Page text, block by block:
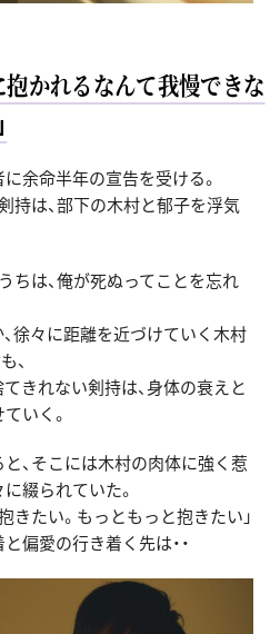
抱かれるなんて我慢できな
余命半年の宣告を受ける。
持は、部下の木村と郁子を浮気
ちは、俺が死ぬってことを忘れ
徐々に距離を近づけていく木村
、
きれない剣持は、身体の衰えと
いく。
、そこには木村の肉体に強く惹
綴られていた。
きたい。もっともっと抱きたい」
偏愛の行き着く先は・・